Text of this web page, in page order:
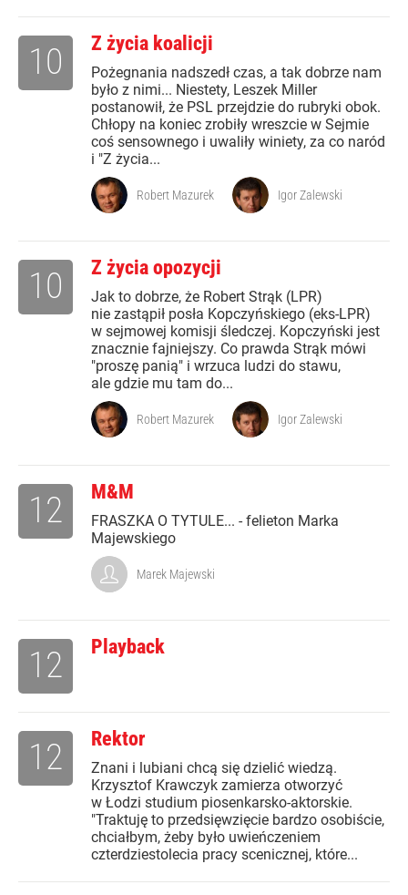
Z życia koalicji
Pożegnania nadszedł czas, a tak dobrze nam
było z nimi... Niestety, Leszek Miller
postanowił, że PSL przejdzie do rubryki obok.
Chłopy na koniec zrobiły wreszcie w Sejmie
coś sensownego i uwaliły winiety, za co naród
i "Z życia...
10
Robert Mazurek Igor Zalewski
Z życia opozycji
Jak to dobrze, że Robert Strąk (LPR)
nie zastąpił posła Kopczyńskiego (eks-LPR)
w sejmowej komisji śledczej. Kopczyński jest
znacznie fajniejszy. Co prawda Strąk mówi
"proszę panią" i wrzuca ludzi do stawu,
ale gdzie mu tam do...
10
Robert Mazurek Igor Zalewski
M&M
FRASZKA O TYTULE... - felieton Marka
Majewskiego
12
Marek Majewski
Playback
12
Rektor
Znani i lubiani chcą się dzielić wiedzą.
Krzysztof Krawczyk zamierza otworzyć
w Łodzi studium piosenkarsko-aktorskie.
"Traktuję to przedsięwzięcie bardzo osobiście,
chciałbym, żeby było uwieńczeniem
czterdziestolecia pracy scenicznej, które...
12